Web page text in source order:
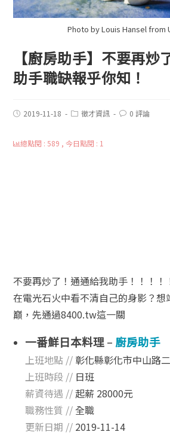
Photo by Louis Hansel from
【廚房助手】不要再炒
助手職缺報乎你知！
2019-11-18 徵才資訊 0 評論
總點閱 : 589 , 今日點閱 : 1
不要再炒了！通通給我助手！！！！
在電光石火中看不清自己的身影？
巔，先通過8400.tw這一關
一番鮮日本料理– 廚房助手
上班地點 // 彰化縣彰化市中山路
上班時段 // 日班
薪資待遇 //起薪 28000元
職務性質 // 全職
更新日期 // 2019-11-14